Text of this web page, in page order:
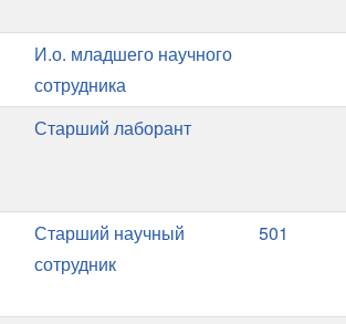
И.о. младшего научного
сотрудника
Старший лаборант
Старший научный
сотрудник
501